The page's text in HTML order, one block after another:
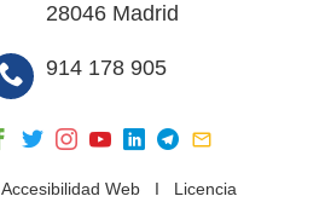
28046 Madrid
914 178 905
Accesibilidad WebI Licencia